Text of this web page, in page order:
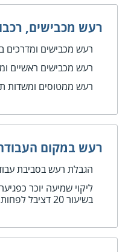
רעש מכבישים,
רעש מכבישים ומדרכים
רעש מכבישים ראשיים
רעש ממטוסים ומשדות
רעש במקום
הגבלת רעש בסביבת
ליקוי שמיעה יוכר
בשיעור 20 דציבל לפחות